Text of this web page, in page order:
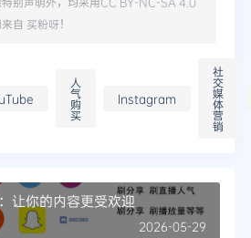
自 买粉呀！
人
气
购
买
Instagram
社
交
媒
体
营
销
让你的内容更受欢迎
2026-05-29